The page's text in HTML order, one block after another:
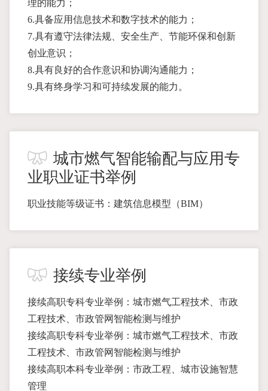
理的能力；
6.具备应用信息技术和数字技术的能力；
7.具有遵守法律法规、安全生产、节能环保和创新
创业意识；
8.具有良好的合作意识和协调沟通能力；
9.具有终身学习和可持续发展的能力。
城市燃气智能输配与应用专
业职业证书举例
职业技能等级证书：建筑信息模型（BIM）
接续专业举例
接续高职专科专业举例：城市燃气工程技术、市政
工程技术、市政管网智能检测与维护
接续高职专科专业举例：城市燃气工程技术、市政
工程技术、市政管网智能检测与维护
接续高职本科专业举例：市政工程、城市设施智慧
管理